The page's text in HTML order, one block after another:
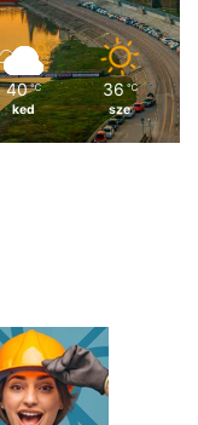
40 ℃
ked
36 ℃
sze